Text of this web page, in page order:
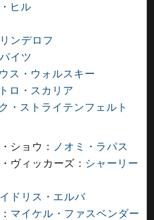
ヒル
ンデロフ
イツ
ス・ウォルスキー
ロ・スカリア
・ストライテンフェルト
ショウ： ノオミ・ラパス
ヴィッカーズ： シャーリー
イドリス・エルバ
マイケル・ファスベンダー